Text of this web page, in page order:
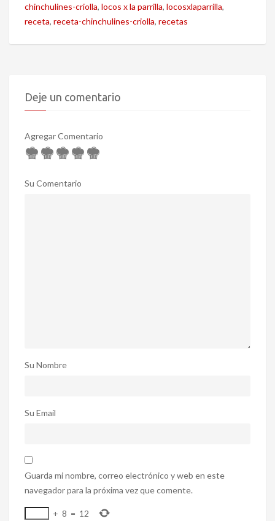
chinchulines-criolla, locos x la parrilla, locosxlaparrilla,
receta, receta-chinchulines-criolla, recetas
Deje un comentario
Agregar Comentario
Su Comentario
Su Nombre
Su Email
Guarda mi nombre, correo electrónico y web en este
navegador para la próxima vez que comente.
+ 8 = 12